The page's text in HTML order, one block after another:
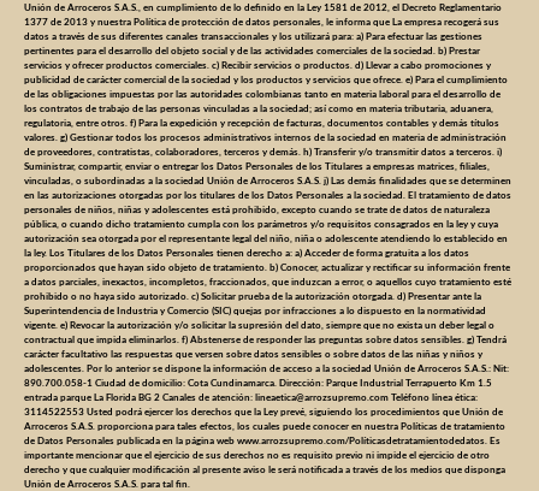
Unión de Arroceros S.A.S., en cumplimiento de lo definido en la Ley 1581 de 2012, el Decreto Reglamentario
1377 de 2013 y nuestra Política de protección de datos personales, le informa que La empresa recogerá sus
datos a través de sus diferentes canales transaccionales y los utilizará para: a) Para efectuar las gestiones
pertinentes para el desarrollo del objeto social y de las actividades comerciales de la sociedad. b) Prestar
servicios y ofrecer productos comerciales. c) Recibir servicios o productos. d) Llevar a cabo promociones y
publicidad de carácter comercial de la sociedad y los productos y servicios que ofrece. e) Para el cumplimiento
de las obligaciones impuestas por las autoridades colombianas tanto en materia laboral para el desarrollo de
los contratos de trabajo de las personas vinculadas a la sociedad; así como en materia tributaria, aduanera,
regulatoria, entre otros. f) Para la expedición y recepción de facturas, documentos contables y demás títulos
valores. g) Gestionar todos los procesos administrativos internos de la sociedad en materia de administración
de proveedores, contratistas, colaboradores, terceros y demás. h) Transferir y/o transmitir datos a terceros. i)
Suministrar, compartir, enviar o entregar los Datos Personales de los Titulares a empresas matrices, filiales,
vinculadas, o subordinadas a la sociedad Unión de Arroceros S.A.S. j) Las demás finalidades que se determinen
en las autorizaciones otorgadas por los titulares de los Datos Personales a la sociedad. El tratamiento de datos
personales de niños, niñas y adolescentes está prohibido, excepto cuando se trate de datos de naturaleza
pública, o cuando dicho tratamiento cumpla con los parámetros y/o requisitos consagrados en la ley y cuya
autorización sea otorgada por el representante legal del niño, niña o adolescente atendiendo lo establecido en
la ley. Los Titulares de los Datos Personales tienen derecho a: a) Acceder de forma gratuita a los datos
proporcionados que hayan sido objeto de tratamiento. b) Conocer, actualizar y rectificar su información frente
a datos parciales, inexactos, incompletos, fraccionados, que induzcan a error, o aquellos cuyo tratamiento esté
prohibido o no haya sido autorizado. c) Solicitar prueba de la autorización otorgada. d) Presentar ante la
Superintendencia de Industria y Comercio (SIC) quejas por infracciones a lo dispuesto en la normatividad
vigente. e) Revocar la autorización y/o solicitar la supresión del dato, siempre que no exista un deber legal o
contractual que impida eliminarlos. f) Abstenerse de responder las preguntas sobre datos sensibles. g) Tendrá
carácter facultativo las respuestas que versen sobre datos sensibles o sobre datos de las niñas y niños y
adolescentes. Por lo anterior se dispone la información de acceso a la sociedad Unión de Arroceros S.A.S.: Nit:
890.700.058-1 Ciudad de domicilio: Cota Cundinamarca. Dirección: Parque Industrial Terrapuerto Km 1.5
entrada parque La Florida BG 2 Canales de atención: lineaetica@arrozsupremo.com Teléfono línea ética:
3114522553 Usted podrá ejercer los derechos que la Ley prevé, siguiendo los procedimientos que Unión de
Arroceros S.A.S. proporciona para tales efectos, los cuales puede conocer en nuestra Políticas de tratamiento
de Datos Personales publicada en la página web www.arrozsupremo.com/Políticasdetratamientodedatos. Es
importante mencionar que el ejercicio de sus derechos no es requisito previo ni impide el ejercicio de otro
derecho y que cualquier modificación al presente aviso le será notificada a través de los medios que disponga
Unión de Arroceros S.A.S. para tal fin.